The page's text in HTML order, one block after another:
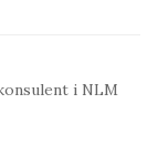
i NLM